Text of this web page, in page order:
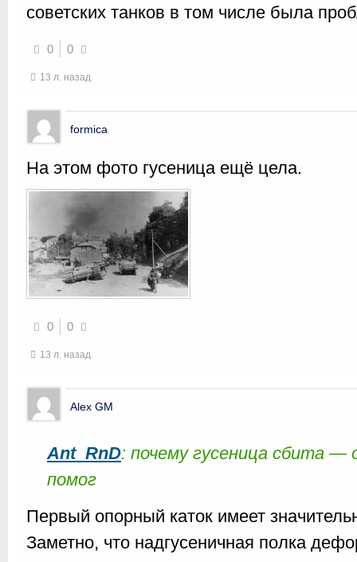
советских танков в том числе была
0 0
13 л. назад
formica
На этом фото гусеница ещё цела.
0 0
13 л. назад
Alex GM
Ant_RnD: почему гусеница сбита —
помог
Первый опорный каток имеет
Заметно, что надгусеничная полка